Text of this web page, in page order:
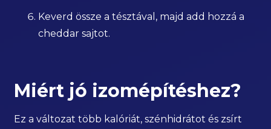
Keverd össze a tésztával, majd add hozzá a
cheddar sajtot.
Miért jó izomépítéshez?
Ez a változat több kalóriát, szénhidrátot és zsírt